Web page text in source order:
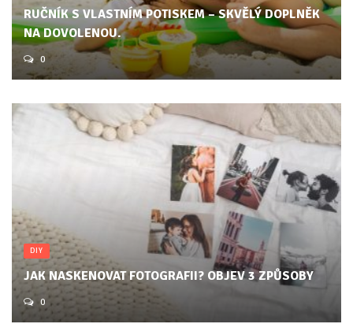
RUČNÍK S VLASTNÍM POTISKEM – SKVĚLÝ DOPLNĚK
NA DOVOLENOU.
0
DIY
JAK NASKENOVAT FOTOGRAFII? OBJEV 3 ZPŮSOBY
0